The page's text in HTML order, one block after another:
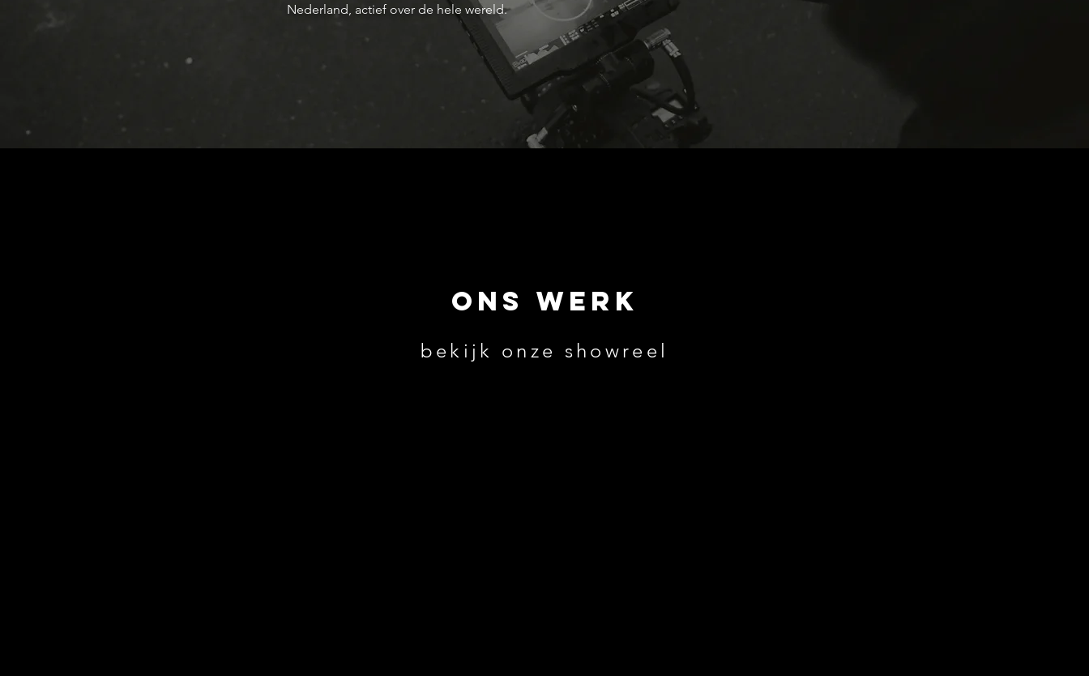
Nederland, actief over de hele wereld.
ONS WERK
bekijk onze showreel